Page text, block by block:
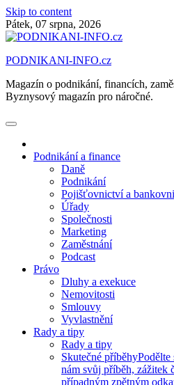
Skip to content
Pátek, 07 srpna, 2026
PODNIKANI-INFO.cz
Magazín o podnikání, financích,
Byznysový magazín pro náročné.
Podnikání a finance
Daně
Podnikání
Pojišťovnictví a
Úřady
Společnosti
Marketing
Zaměstnání
Podcast
Právo
Dluhy a exekuce
Nemovitosti
Smlouvy
Vyvlastnění
Rady a tipy
Rady a tipy
Skutečné příběhyPodělte
nám svůj příběh, zážitek
případným zpětným